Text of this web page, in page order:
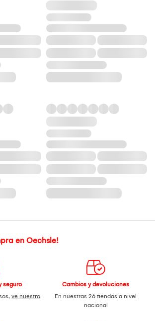
en Oechsle!
seguro
ve nuestro
Cambios y devoluciones
En nuestras 26 tiendas a nivel
nacional